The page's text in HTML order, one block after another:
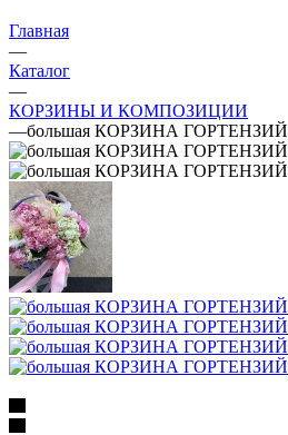
Главная
—
Каталог
—
КОРЗИНЫ И КОМПОЗИЦИИ
—большая КОРЗИНА ГОРТЕНЗИЙ